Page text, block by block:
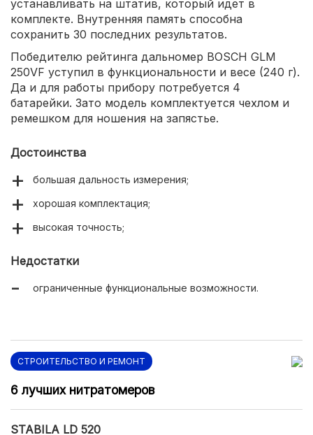
устанавливать на штатив, который идет в
комплекте. Внутренняя память способна
сохранить 30 последних результатов.
Победителю рейтинга дальномер BOSCH GLM
250VF уступил в функциональности и весе (240 г).
Да и для работы прибору потребуется 4
батарейки. Зато модель комплектуется чехлом и
ремешком для ношения на запястье.
Достоинства
большая дальность измерения;
хорошая комплектация;
высокая точность;
Недостатки
ограниченные функциональные возможности.
СТРОИТЕЛЬСТВО И РЕМОНТ
6 лучших нитратомеров
STABILA LD 520